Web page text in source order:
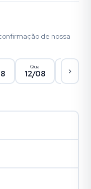
de nossa
Qua
12/08 13/08